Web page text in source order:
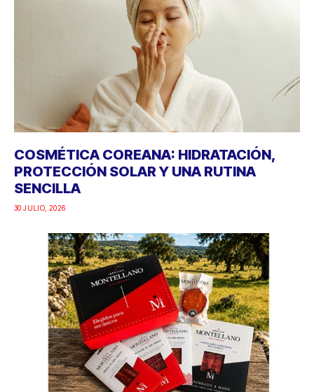
COSMÉTICA COREANA: HIDRATACIÓN,
PROTECCIÓN SOLAR Y UNA RUTINA
SENCILLA
30 JULIO, 2026